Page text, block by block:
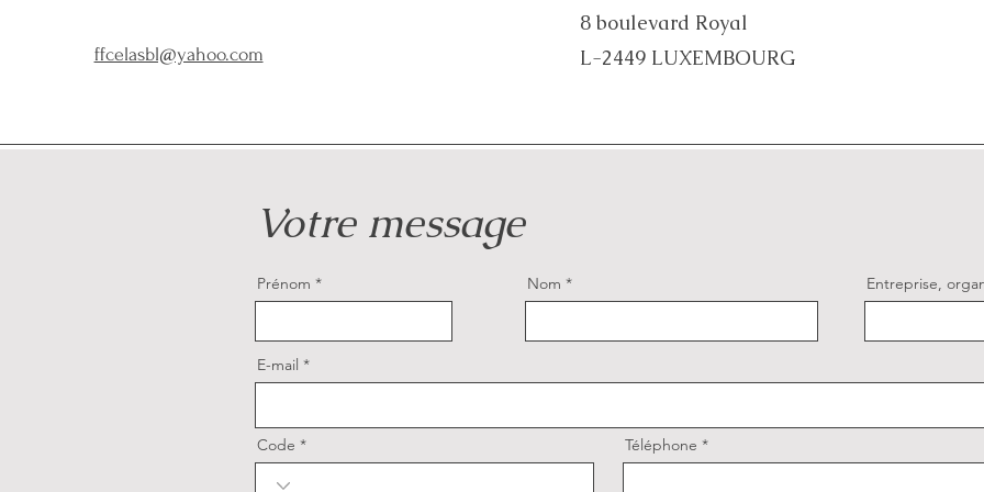
ffcelasbl@yahoo.com
8 boulevard Royal
L-2449 LUXEMBOURG
Votre message
Prénom Nom Entreprise,
E-mail
Code Téléphone